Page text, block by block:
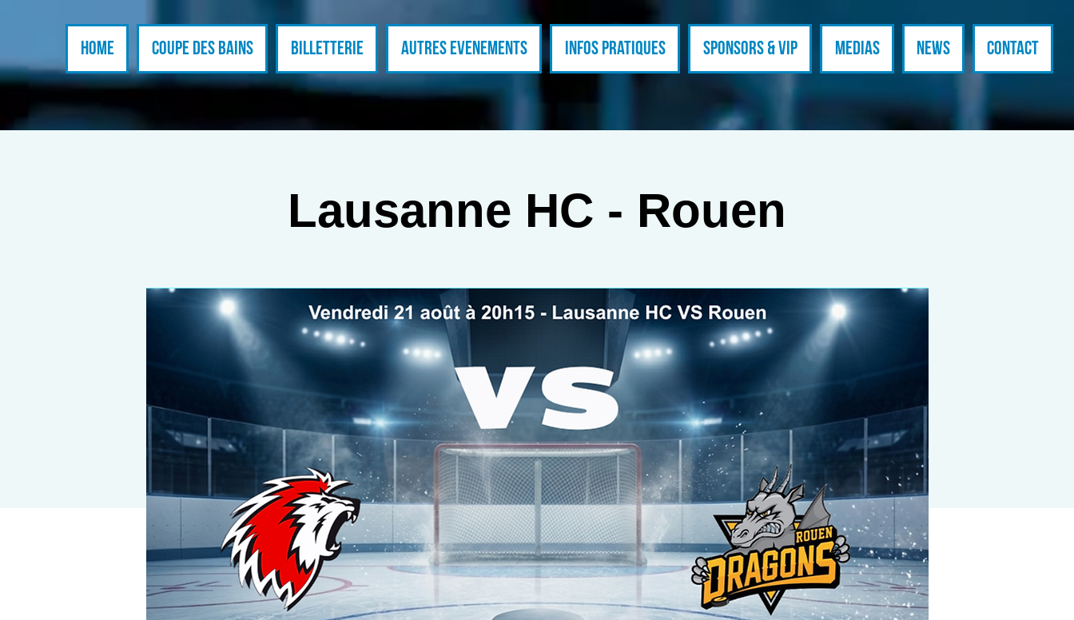
Home Coupe des Bains BILLETTERIE Autres evenements Infos pratiques Sponsors & VIP Medias News Contact
Lausanne HC - Rouen